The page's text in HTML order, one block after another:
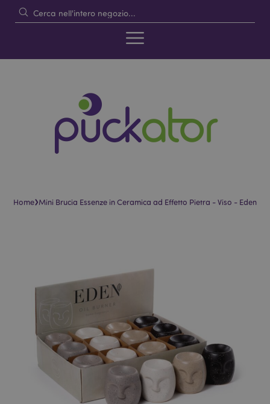
Home›Mini Brucia Essenze in Ceramica ad Effetto Pietra - Viso - Eden
immagini